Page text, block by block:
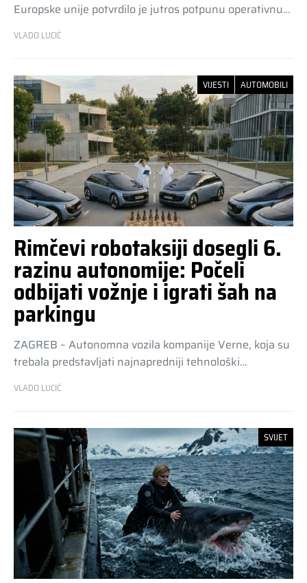
Europske unije potvrdilo je jutros potpunu operativnu…
VLADO LUCIĆ
VIJESTI AUTOMOBILI
Rimčevi robotaksiji dosegli 6.
razinu autonomije: Počeli
odbijati vožnje i igrati šah na
parkingu
ZAGREB – Autonomna vozila kompanije Verne, koja su
trebala predstavljati najnapredniji tehnološki…
VLADO LUCIĆ
SVIJET